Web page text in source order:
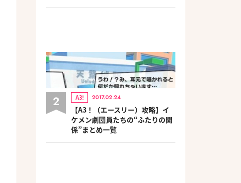
2 A3! 2017.02.24
【A3！（エースリー）攻略】イ
ケメン劇団員たちの“ふたりの関
係”まとめ一覧